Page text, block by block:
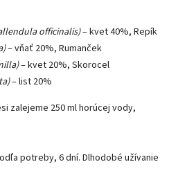
officinalis)– kvet 40%, Repík
– vňať 20%, Rumanček
– kvet 20%, Skorocel
– list 20%
zalejeme 250 ml horúcej vody,
potreby, 6 dní. Dlhodobé užívanie